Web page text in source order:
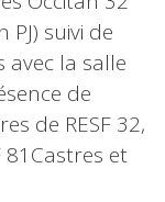
PJ) suivi de
avec la salle
de
de RESF 32,
81Castres et